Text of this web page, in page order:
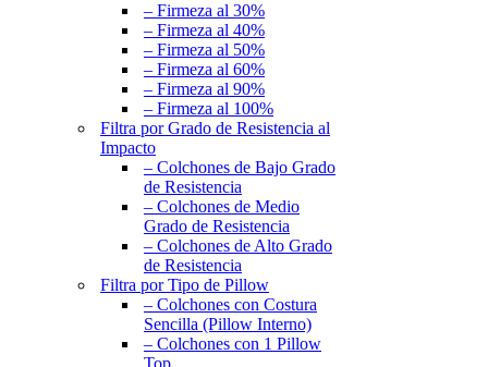
– Firmeza al 30%
– Firmeza al 40%
– Firmeza al 50%
– Firmeza al 60%
– Firmeza al 90%
– Firmeza al 100%
Filtra por Grado de Resistencia al
Impacto
– Colchones de Bajo Grado
de Resistencia
– Colchones de Medio
Grado de Resistencia
– Colchones de Alto Grado
de Resistencia
Filtra por Tipo de Pillow
– Colchones con Costura
Sencilla (Pillow Interno)
– Colchones con 1 Pillow
Top